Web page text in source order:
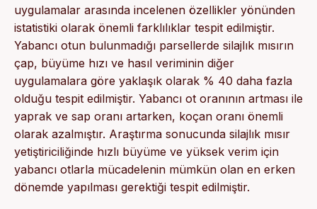
uygulamalar arasında incelenen özellikler yönünden
istatistiki olarak önemli farklılıklar tespit edilmiştir.
Yabancı otun bulunmadığı parsellerde silajlık mısırın
çap, büyüme hızı ve hasıl veriminin diğer
uygulamalara göre yaklaşık olarak % 40 daha fazla
olduğu tespit edilmiştir. Yabancı ot oranının artması ile
yaprak ve sap oranı artarken, koçan oranı önemli
olarak azalmıştır. Araştırma sonucunda silajlık mısır
yetiştiriciliğinde hızlı büyüme ve yüksek verim için
yabancı otlarla mücadelenin mümkün olan en erken
dönemde yapılması gerektiği tespit edilmiştir.